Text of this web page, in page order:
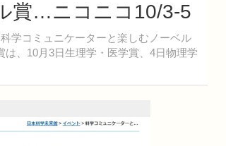
賞…ニコニコ10/3-5
学コミュニケーターと楽しむノーベル
、10月3日生理学・医学賞、4日物理学